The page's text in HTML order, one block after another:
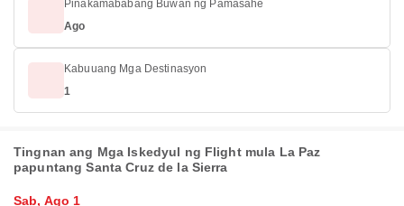
Pinakamababang Buwan ng Pamasahe
Ago
Kabuuang Mga Destinasyon
1
Tingnan ang Mga Iskedyul ng Flight mula La Paz
papuntang Santa Cruz de la Sierra
Sab, Ago 1